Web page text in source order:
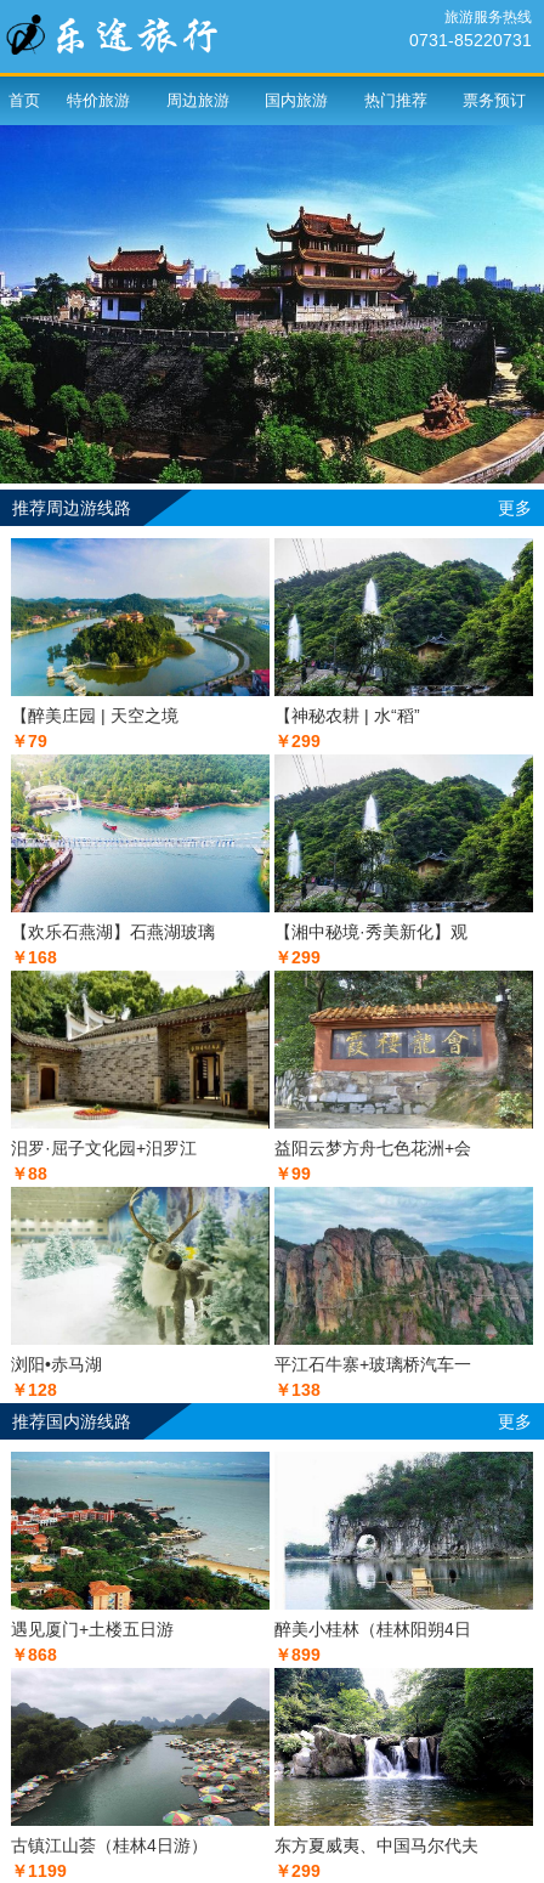
旅游服务热线
0731-85220731
首页 特价旅游 周边旅游 国内旅游 热门推荐 票务预订
推荐周边游线路 更多
【醉美庄园 | 天空之境
￥79
【神秘农耕 | 水“稻”
￥299
【欢乐石燕湖】石燕湖玻璃
￥168
【湘中秘境·秀美新化】观
￥299
汨罗·屈子文化园+汨罗江
￥88
益阳云梦方舟七色花洲+会
￥99
浏阳•赤马湖
￥128
平江石牛寨+玻璃桥汽车一
￥138
推荐国内游线路
更多
遇见厦门+土楼五日游
￥868
醉美小桂林（桂林阳朔4日
￥899
古镇江山荟（桂林4日游）
￥1199
东方夏威夷、中国马尔代夫
￥299